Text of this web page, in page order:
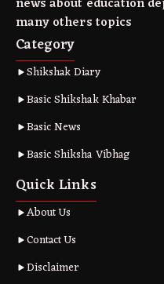
many others topics
Category
Shikshak Diary
Basic Shikshak Khabar
Basic News
Basic Shiksha Vibhag
Quick Links
About Us
Contact Us
Disclaimer